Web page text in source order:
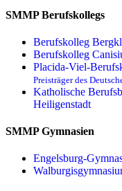
SMMP Berufskollegs
Berufskolleg
Berufskolleg
Placida-Viel-
Preisträger des
Katholische
Heiligenstadt
SMMP Gymnasien
Engelsburg-